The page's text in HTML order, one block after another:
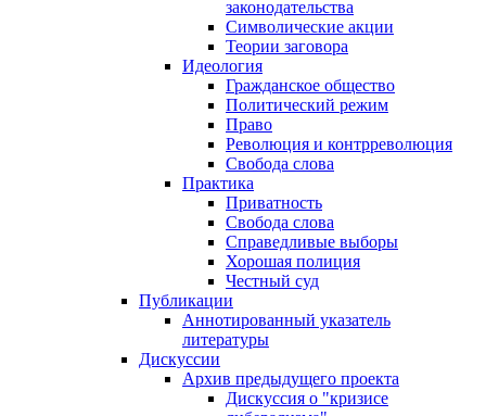
законодательства
Символические акции
Теории заговора
Идеология
Гражданское общество
Политический режим
Право
Революция и контрреволюция
Свобода слова
Практика
Приватность
Свобода слова
Справедливые выборы
Хорошая полиция
Честный суд
Публикации
Аннотированный указатель
литературы
Дискуссии
Архив предыдущего проекта
Дискуссия о "кризисе